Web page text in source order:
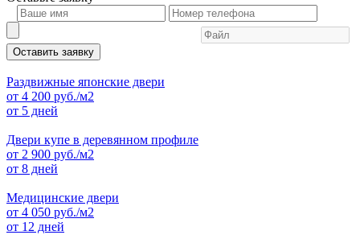
Оставить заявку
Раздвижные японские двери
от 4 200 руб./м2
от 5 дней
Двери купе в деревянном профиле
от 2 900 руб./м2
от 8 дней
Медицинские двери
от 4 050 руб./м2
от 12 дней